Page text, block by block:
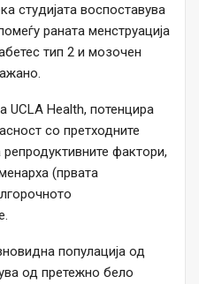
студијата воспоставува
раната менструација
тип 2 и мозочен
Health, потенцира
со претходните
фактори,
(првата
популација од
од претежно бело